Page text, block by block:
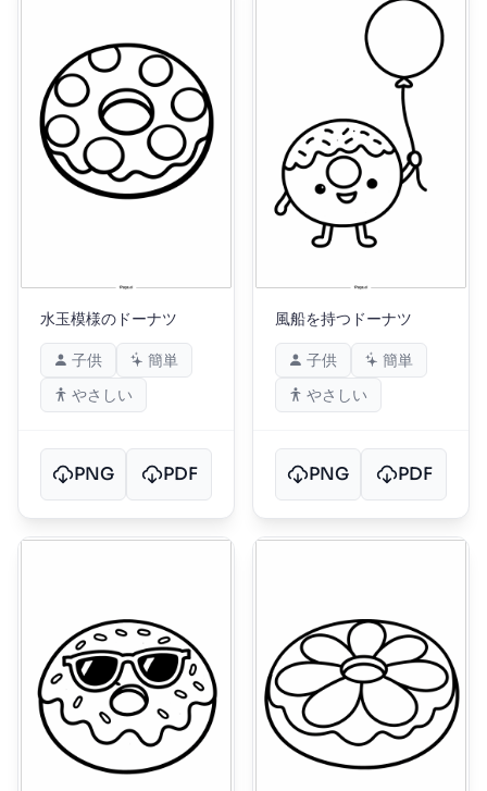
水玉模様のドーナツ
子供
簡単
やさしい
PNG PDF
風船を持つドーナツ
子供
簡単
やさしい
PNG PDF